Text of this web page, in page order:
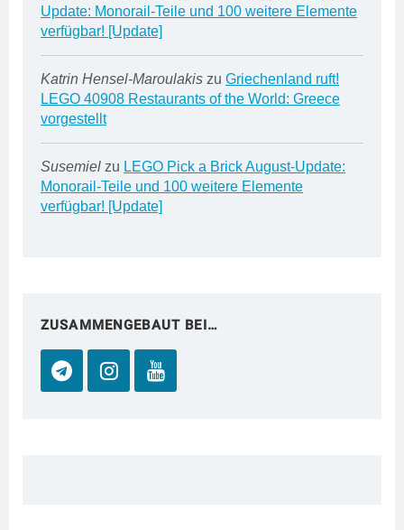
Update: Monorail-Teile und 100 weitere Elemente
verfügbar! [Update]
Katrin Hensel-Maroulakis zu Griechenland ruft!
LEGO 40908 Restaurants of the World: Greece
vorgestellt
Susemiel zu LEGO Pick a Brick August-Update:
Monorail-Teile und 100 weitere Elemente
verfügbar! [Update]
ZUSAMMENGEBAUT BEI…